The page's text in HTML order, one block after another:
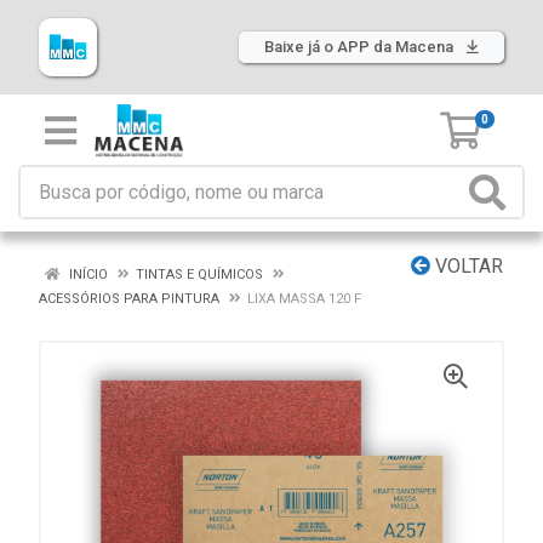
Baixe já o APP da Macena
0
VOLTAR
INÍCIO
TINTAS E QUÍMICOS
ACESSÓRIOS PARA PINTURA
LIXA MASSA 120 F